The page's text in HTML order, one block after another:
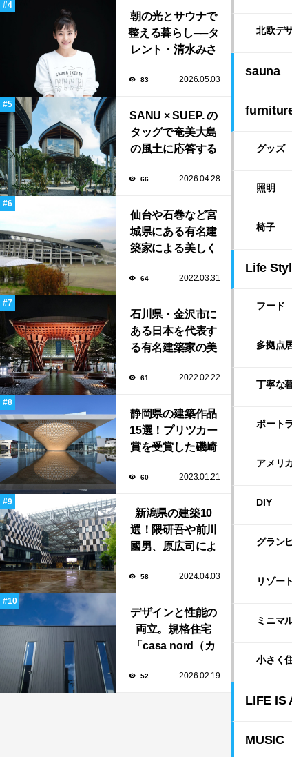
朝の光とサウナで
整える暮らし──タ
レント・清水みさ
持ちいい暮らし”
83 2026.05.03
SANU × SUEP. の
タッグで奄美大島
の風土に応答する
成！
66 2026.04.28
仙台や石巻など宮
城県にある有名建
築家による美しく
品13選
64 2022.03.31
石川県・金沢市に
ある日本を代表す
る有名建築家の美
61 2022.02.22
静岡県の建築作品
15選！プリツカー
賞を受賞した磯崎
建築家が手掛けた
数！
60 2023.01.21
新潟県の建築10
選！隈研吾や前川
國男、原広司によ
染む至極の建築揃
58 2024.04.03
デザインと性能の
両立。規格住宅
「casa nord（カ
のスリット窓に隠
52 2026.02.19
北欧デ
sauna
グッズ
照明
椅子
Life
フード
多拠点
丁寧な
ポート
アメリ
DIY
グラン
リゾー
ミニマ
小さく
LIFE IS
MUSIC